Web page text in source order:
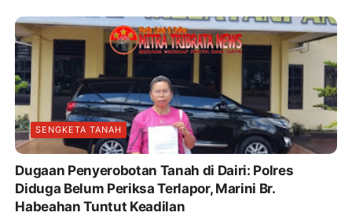
SENGKETA TANAH
Dugaan Penyerobotan Tanah di Dairi: Polres
Diduga Belum Periksa Terlapor, Marini Br.
Habeahan Tuntut Keadilan